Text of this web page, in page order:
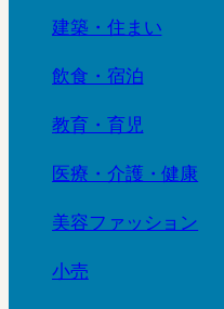
建築・住まい
飲食・宿泊
教育・育児
医療・介護・健康
美容ファッション
小売